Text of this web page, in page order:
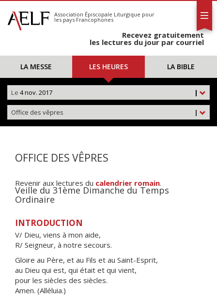
S'abonner
Calendrier
Association Épiscopale Liturgique pour
les pays Francophones
Recevez gratuitement
les lectures du jour par courriel
LA MESSE LES HEURES LA BIBLE
|
Le 4 nov. 2017
|
Office des vêpres
OFFICE DES VÊPRES
Revenir aux lectures du calendrier romain.
Veille du 31ème Dimanche du Temps
Ordinaire
INTRODUCTION
V/ Dieu, viens à mon aide,
R/ Seigneur, à notre secours.
Gloire au Père, et au Fils et au Saint-Esprit,
au Dieu qui est, qui était et qui vient,
pour les siècles des siècles.
Amen. (Alléluia.)